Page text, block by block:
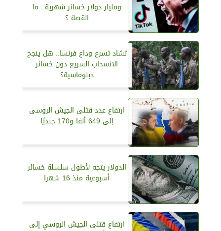
ومليار دولار خسائر شهرية.. ما
القصة ؟
تشاد تسرع وداع فرنسا.. هل ينجح
الانسحاب السريع دون خسائر
دبلوماسية؟
ارتفاع عدد قتلى الجيش الروسى
إلى 649 ألفا و170 جنديًا
الدولار يتجه لأطول سلسلة خسائر
أسبوعية منذ 16 شهرا
ارتفاع قتلى الجيش الروسي إلى